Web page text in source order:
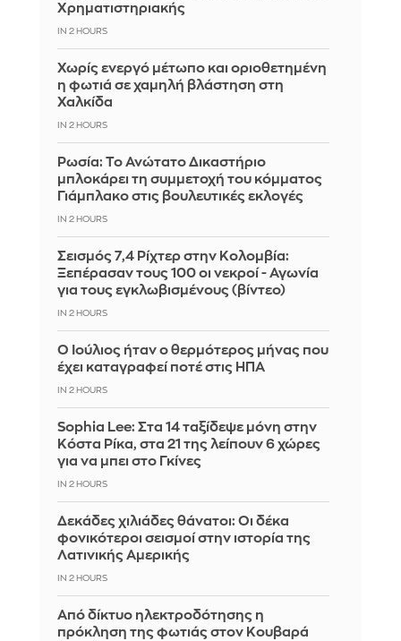
Χρηματιστηριακής
IN 2 HOURS
Χωρίς ενεργό μέτωπο και οριοθετημένη
η φωτιά σε χαμηλή βλάστηση στη
Χαλκίδα
IN 2 HOURS
Ρωσία: Το Ανώτατο Δικαστήριο
μπλοκάρει τη συμμετοχή του κόμματος
Γιάμπλακο στις βουλευτικές εκλογές
IN 2 HOURS
Σεισμός 7,4 Ρίχτερ στην Κολομβία:
Ξεπέρασαν τους 100 οι νεκροί - Αγωνία
για τους εγκλωβισμένους (βίντεο)
IN 2 HOURS
Ο Ιούλιος ήταν ο θερμότερος μήνας που
έχει καταγραφεί ποτέ στις ΗΠΑ
IN 2 HOURS
Sophia Lee: Στα 14 ταξίδεψε μόνη στην
Κόστα Ρίκα, στα 21 της λείπουν 6 χώρες
για να μπει στο Γκίνες
IN 2 HOURS
Δεκάδες χιλιάδες θάνατοι: Οι δέκα
φονικότεροι σεισμοί στην ιστορία της
Λατινικής Αμερικής
IN 2 HOURS
Από δίκτυο ηλεκτροδότησης η
πρόκληση της φωτιάς στον Κουβαρά